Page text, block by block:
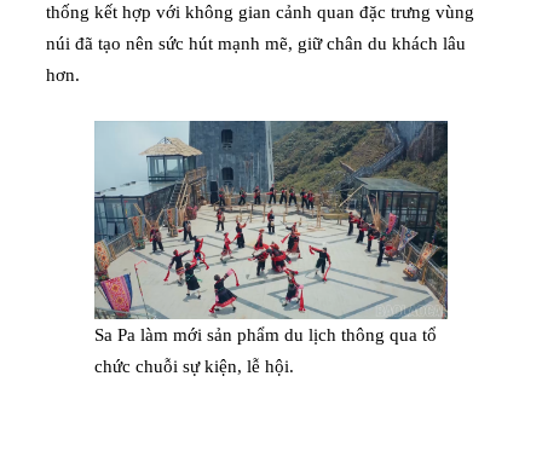
thống kết hợp với không gian cảnh quan đặc trưng vùng
núi đã tạo nên sức hút mạnh mẽ, giữ chân du khách lâu
hơn.
Sa Pa làm mới sản phẩm du lịch thông qua tổ
chức chuỗi sự kiện, lễ hội.